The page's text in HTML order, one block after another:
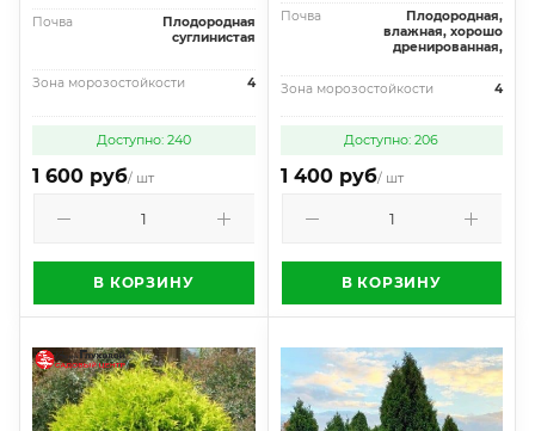
Почва
Плодородная
суглинистая
Зона морозостойкости 4
Доступно: 240
1 600 руб/ шт
В КОРЗИНУ
Почва
Плодородная,
влажная, хорошо
дренированная,
Зона морозостойкости 4
Доступно: 206
1 400 руб/ шт
В КОРЗИНУ